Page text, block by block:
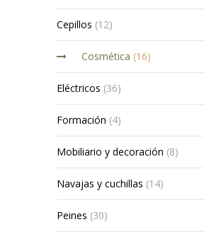
Cepillos (12)
Cosmética (16)
Eléctricos (36)
Formación (4)
Mobiliario y decoración (8)
Navajas y cuchillas (14)
Peines (30)